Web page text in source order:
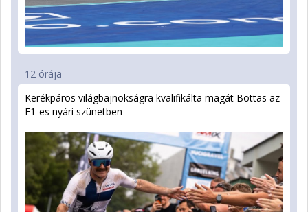
12 órája
Kerékpáros világbajnokságra kvalifikálta magát Bottas az
F1-es nyári szünetben